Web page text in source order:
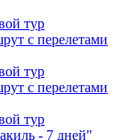
тур
с перелетами
тур
с перелетами
тур
- 7 дней"